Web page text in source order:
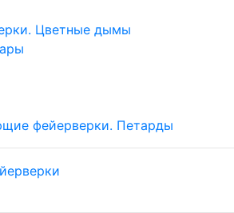
Цветные дымы
фейерверки. Петарды